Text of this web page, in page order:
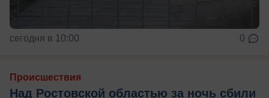
сегодня в 10:00 0
Происшествия
Над Ростовской областью за ночь сбили